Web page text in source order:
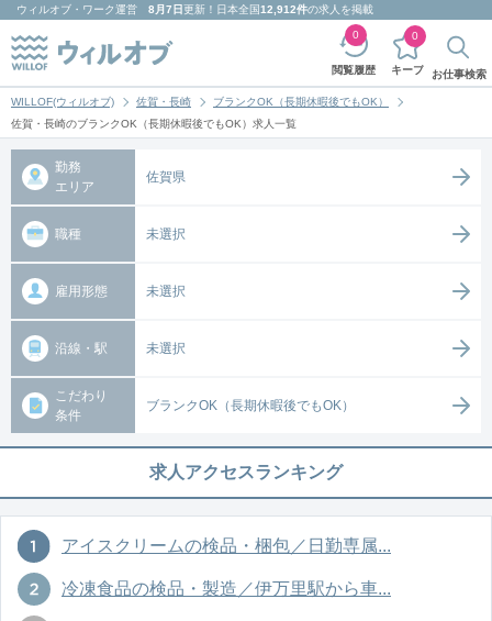
ウィルオブ・ワーク運営 8月7日更新！日本全国12,912件の求人を掲載
閲覧履歴
0
キープ
0
お仕事検索
WILLOF(ウィルオブ) 佐賀・長崎
ブランクOK（長期休暇後でもOK）
佐賀・長崎のブランクOK（長期休暇後でもOK）求人一覧
勤務
エリア
佐賀県
職種 未選択
雇用形態 未選択
沿線・駅 未選択
こだわり
条件
ブランクOK（長期休暇後でもOK）
求人アクセスランキング
アイスクリームの検品・梱包／日勤専属...
冷凍食品の検品・製造／伊万里駅から車...